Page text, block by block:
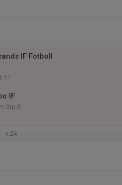
IF Fotboll
11
IF
Grp.3
v.24